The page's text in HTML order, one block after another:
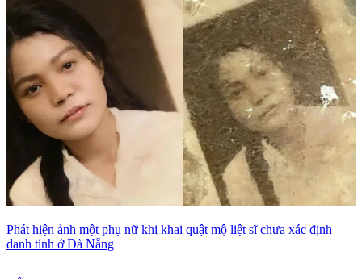
Phát hiện ảnh một phụ nữ khi khai quật mộ liệt sĩ chưa xác định
danh tính ở Đà Nẵng